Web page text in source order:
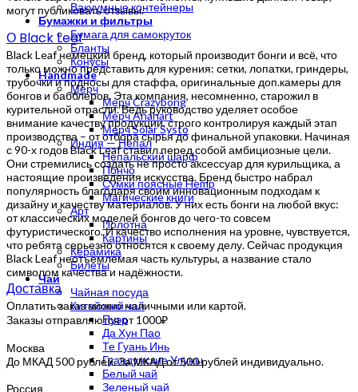
Вакуумные контейнеры
Бумажки и фильтры
Бумага для самокруток
Бланты
Конусы
Handmade
Мерч
Мерч Crazybong
Мерч Anahart
Мерч Solar Systo
Индия — Непал
Непальский шарф
Пончо
Сумки поясные Hemp
Магические книги
Арт
Полотна
Картины
Керамика
Билеты
Чай
Чайная посуда
Китайский чай
Пуэр
Да Хун Пао
Те Гуань Инь
Гуандунские Улуны
Белый чай
Зеленый чай
могут публиковать отзывы.
О Black Leaf
Black Leaf немецкий бренд, который производит бонги и всё, что
только можно представить для курения: сетки, лопатки, гриндеры,
трубочки и подносы для стаффа, оригинальные доп.камеры для
бонгов и бабблеров. Эта компания, несомненно, старожил в
курительной отрасли. Ведь руководство уделяет особое
внимание качеству продукции, строго контролируя каждый этап
производства – от отбора сырья до финальной упаковки. Начиная
с 90-х годов Black Leaf ставил перед собой амбициозные цели.
Они стремились создать не просто аксессуар для курильщика, а
настоящие произведения искусства. Бренд быстро набрал
популярность благодаря своим инновационным подходам к
дизайну и качеству материалов. У них есть бонги на любой вкус:
от классических моделей бонгов до чего-то совсем
футуристического. И качество исполнения на уровне, чувствуется,
что ребята серьезно относятся к своему делу. Сейчас продукция
Black Leaf неотъемлемая часть культуры, а название стало
символом качества и надёжности.
Доставка
Оплатить заказ можно наличными или картой.
Заказы отправляются от 1000₽
Москва
До МКАД 500 рублей. За МКАД от 500 рублей индивидуально.
Россия